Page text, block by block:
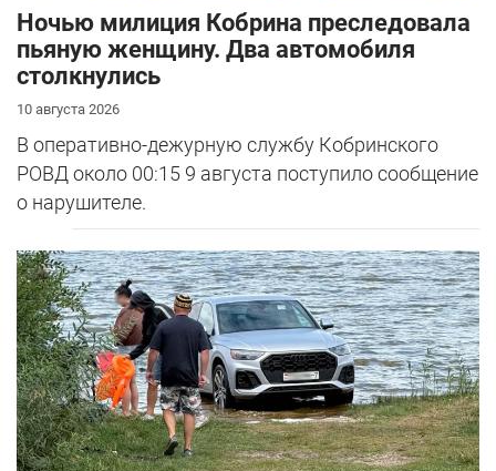
Ночью милиция Кобрина преследовала
пьяную женщину. Два автомобиля
столкнулись
10 августа 2026
В оперативно-дежурную службу Кобринского
РОВД около 00:15 9 августа поступило сообщение
о нарушителе.